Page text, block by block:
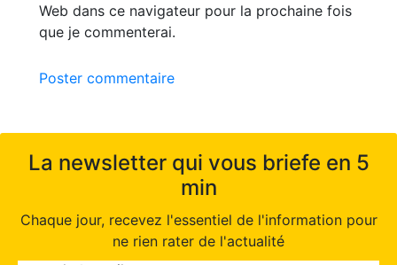
Web dans ce navigateur pour la prochaine fois
que je commenterai.
Poster commentaire
La newsletter qui vous briefe en 5
min
Chaque jour, recevez l'essentiel de l'information pour
ne rien rater de l'actualité